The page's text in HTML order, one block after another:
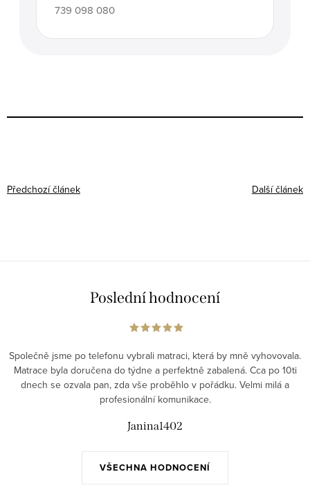
739 098 080
Předchozí článek Další článek
Poslední hodnocení
VŠECHNA HODNOCENÍ
Společně jsme po telefonu vybrali matraci, která by mně vyhovovala.
Matrace byla doručena do týdne a perfektně zabalená. Cca po 10ti
dnech se ozvala pan, zda vše proběhlo v pořádku. Velmi milá a
profesionální komunikace.
Janina1402